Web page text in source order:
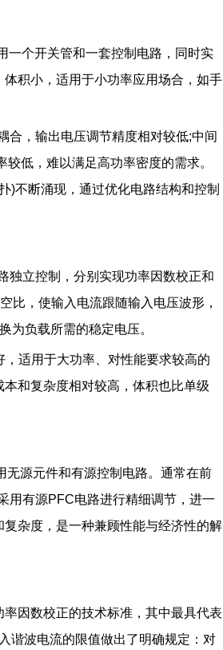
一个开关管和一套控制电路，同时实
积小，适用于小功率应用场合，如手
合，输出电压调节精度相对较低;中间
低，难以满足高功率密度的需求。
)不断涌现，通过优化电路结构和控制
独立控制，分别实现功率因数校正和
比，使输入电流跟随输入电压波形，
为负载所需的稳定电压。
适用于大功率、对性能要求较高的
和复杂度相对较高，体积也比单级
源元件和有源控制电路。通常在前
用有源PFC电路进行精细调节，进一
杂度，是一种兼顾性能与经济性的解
因数校正的技术标准，其中最具代表
谐波电流的限值做出了明确规定：对